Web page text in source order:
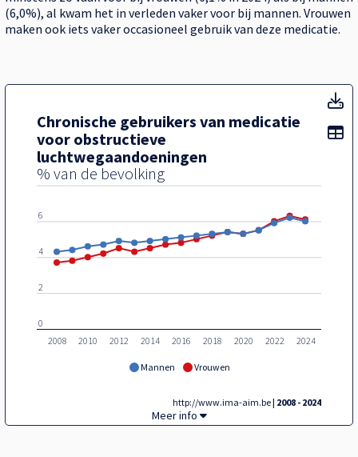
(6,0%), al kwam het in verleden vaker voor bij mannen. Vrouwen
maken ook iets vaker occasioneel gebruik van deze medicatie.
Chronische gebruikers van medicatie
voor obstructieve
luchtwegaandoeningen
% van de bevolking
Mannen Vrouwen
2008 2010 2012 2014 2016 2018 2020 2022 2024
0
2
4
6
8
http://www.ima-aim.be| 2008 - 2024
Chronische gebruikers van medicatie
Meer info